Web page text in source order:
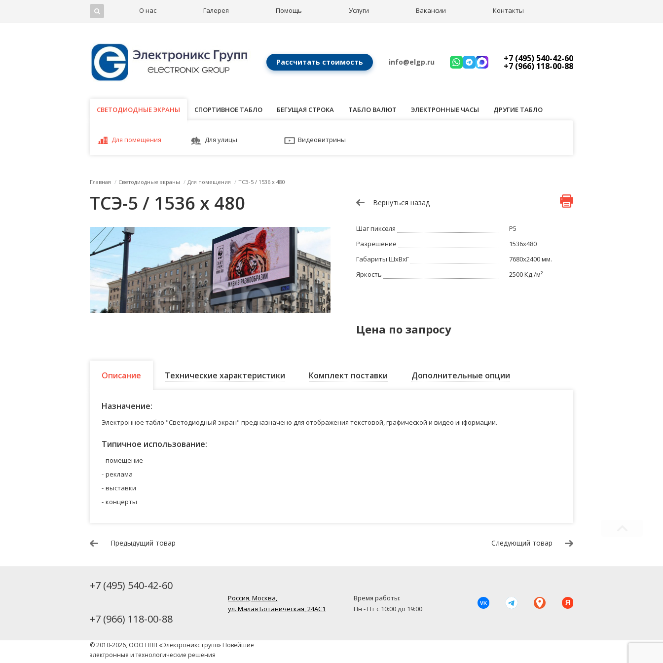
О нас Галерея Помощь Услуги Вакансии Контакты
Рассчитать стоимость info@elgp.ru +7 (495) 540-42-60
+7 (966) 118-00-88
СВЕТОДИОДНЫЕ ЭКРАНЫ
СВЕТОДИОДНЫЕ ЭКРАНЫ СПОРТИВНОЕ ТАБЛО БЕГУЩАЯ СТРОКА ТАБЛО ВАЛЮТ ЭЛЕКТРОННЫЕ ЧАСЫ ДРУГИЕ ТАБЛО
Для помещения Для улицы Видеовитрины
Главная / Светодиодные экраны / Для помещения / ТСЭ-5 / 1536 x 480
ТСЭ-5 / 1536 x 480 Вернуться назад
Шаг пикселя
Р5
Разрешение
1536x480
Габариты ШхВхГ
7680x2400 мм.
Яркость
2500 Кд./м²
Цена по запросу
Описание Технические характеристики Комплект поставки Дополнительные опции
Назначение:
Электронное табло "Светодиодный экран" предназначено для отображения текстовой, графической и видео информации.
Типичное использование:
помещение
реклама
выставки
концерты
Предыдущий товар Следующий товар
+7 (495) 540-42-60
+7 (966) 118-00-88
Россия, Москва,
ул. Малая Ботаническая, 24AC1
Время работы:
Пн - Пт с 10:00 до 19:00
VK Я
© 2010-2026, ООО НПП «Электроникс групп» Новейшие
электронные и технологические решения